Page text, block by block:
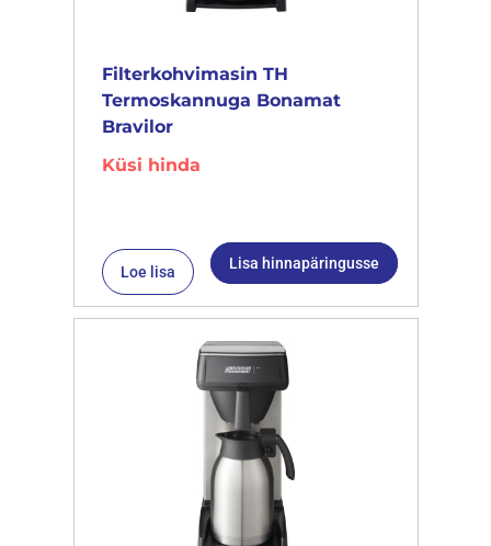
Filterkohvimasin TH
Termoskannuga Bonamat
Bravilor
Küsi hinda
Loe lisa Lisa hinnapäringusse